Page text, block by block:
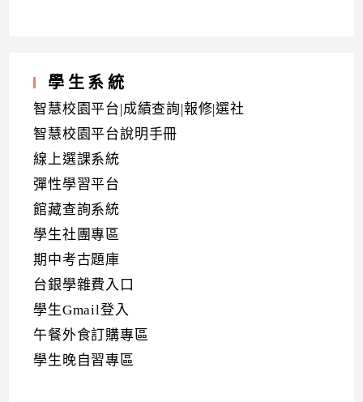
學生系統
智慧校園平台|成績查詢|報修|選社
智慧校園平台說明手冊
線上選課系統
彈性學習平台
館藏查詢系統
學生社團專區
期中考古題庫
台銀學雜費入口
學生Gmail登入
午餐外食訂購專區
學生晚自習專區